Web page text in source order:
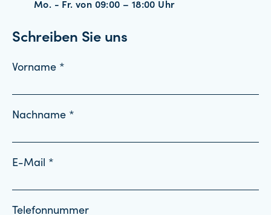
Mo. - Fr. von 09:00 – 18:00 Uhr
Schreiben Sie uns
Vorname *
Nachname *
E-Mail *
Telefonnummer